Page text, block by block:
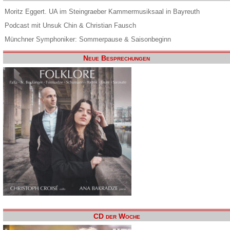
Moritz Eggert. UA im Steingraeber Kammermusiksaal in Bayreuth
Podcast mit Unsuk Chin & Christian Fausch
Münchner Symphoniker: Sommerpause & Saisonbeginn
Neue Besprechungen
CD der Woche